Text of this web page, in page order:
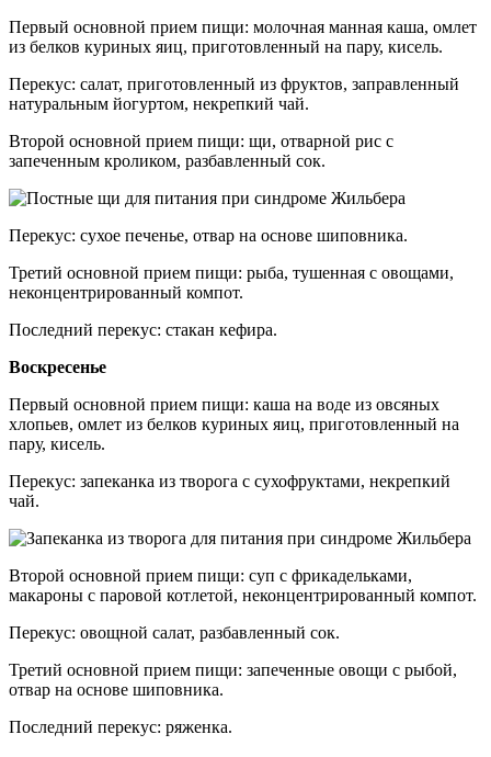
Первый основной прием пищи: молочная манная каша, омлет
из белков куриных яиц, приготовленный на пару, кисель.
Перекус: салат, приготовленный из фруктов, заправленный
натуральным йогуртом, некрепкий чай.
Второй основной прием пищи: щи, отварной рис с
запеченным кроликом, разбавленный сок.
Перекус: сухое печенье, отвар на основе шиповника.
Третий основной прием пищи: рыба, тушенная с овощами,
неконцентрированный компот.
Последний перекус: стакан кефира.
Воскресенье
Первый основной прием пищи: каша на воде из овсяных
хлопьев, омлет из белков куриных яиц, приготовленный на
пару, кисель.
Перекус: запеканка из творога с сухофруктами, некрепкий
чай.
Второй основной прием пищи: суп с фрикадельками,
макароны с паровой котлетой, неконцентрированный компот.
Перекус: овощной салат, разбавленный сок.
Третий основной прием пищи: запеченные овощи с рыбой,
отвар на основе шиповника.
Последний перекус: ряженка.